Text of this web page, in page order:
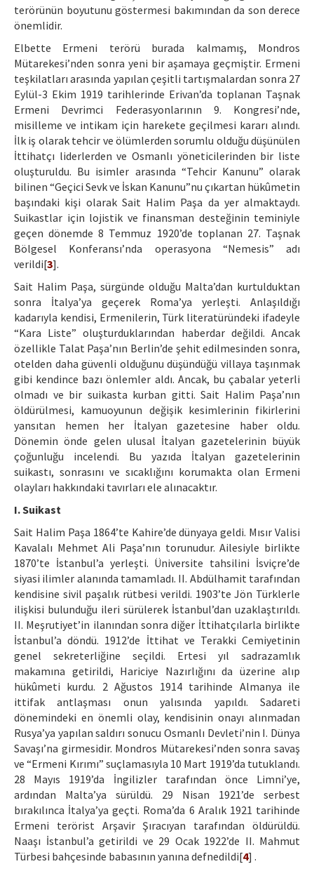
terörünün boyutunu göstermesi bakımından da son derece
önemlidir.
Elbette Ermeni terörü burada kalmamış, Mondros
Mütarekesi’nden sonra yeni bir aşamaya geçmiştir. Ermeni
teşkilatları arasında yapılan çeşitli tartışmalardan sonra 27
Eylül-3 Ekim 1919 tarihlerinde Erivan’da toplanan Taşnak
Ermeni Devrimci Federasyonlarının 9. Kongresi’nde,
misilleme ve intikam için harekete geçilmesi kararı alındı.
İlk iş olarak tehcir ve ölümlerden sorumlu olduğu düşünülen
İttihatçı liderlerden ve Osmanlı yöneticilerinden bir liste
oluşturuldu. Bu isimler arasında “Tehcir Kanunu” olarak
bilinen “Geçici Sevk ve İskan Kanunu”nu çıkartan hükûmetin
başındaki kişi olarak Sait Halim Paşa da yer almaktaydı.
Suikastlar için lojistik ve finansman desteğinin teminiyle
geçen dönemde 8 Temmuz 1920’de toplanan 27. Taşnak
Bölgesel Konferansı’nda operasyona “Nemesis” adı
verildi[3].
Sait Halim Paşa, sürgünde olduğu Malta’dan kurtulduktan
sonra İtalya’ya geçerek Roma’ya yerleşti. Anlaşıldığı
kadarıyla kendisi, Ermenilerin, Türk literatüründeki ifadeyle
“Kara Liste” oluşturduklarından haberdar değildi. Ancak
özellikle Talat Paşa’nın Berlin’de şehit edilmesinden sonra,
otelden daha güvenli olduğunu düşündüğü villaya taşınmak
gibi kendince bazı önlemler aldı. Ancak, bu çabalar yeterli
olmadı ve bir suikasta kurban gitti. Sait Halim Paşa’nın
öldürülmesi, kamuoyunun değişik kesimlerinin fikirlerini
yansıtan hemen her İtalyan gazetesine haber oldu.
Dönemin önde gelen ulusal İtalyan gazetelerinin büyük
çoğunluğu incelendi. Bu yazıda İtalyan gazetelerinin
suikastı, sonrasını ve sıcaklığını korumakta olan Ermeni
olayları hakkındaki tavırları ele alınacaktır.
I. Suikast
Sait Halim Paşa 1864’te Kahire’de dünyaya geldi. Mısır Valisi
Kavalalı Mehmet Ali Paşa’nın torunudur. Ailesiyle birlikte
1870’te İstanbul’a yerleşti. Üniversite tahsilini İsviçre’de
siyasi ilimler alanında tamamladı. II. Abdülhamit tarafından
kendisine sivil paşalık rütbesi verildi. 1903’te Jön Türklerle
ilişkisi bulunduğu ileri sürülerek İstanbul’dan uzaklaştırıldı.
II. Meşrutiyet’in ilanından sonra diğer İttihatçılarla birlikte
İstanbul’a döndü. 1912’de İttihat ve Terakki Cemiyetinin
genel sekreterliğine seçildi. Ertesi yıl sadrazamlık
makamına getirildi, Hariciye Nazırlığını da üzerine alıp
hükûmeti kurdu. 2 Ağustos 1914 tarihinde Almanya ile
ittifak antlaşması onun yalısında yapıldı. Sadareti
dönemindeki en önemli olay, kendisinin onayı alınmadan
Rusya’ya yapılan saldırı sonucu Osmanlı Devleti’nin I. Dünya
Savaşı’na girmesidir. Mondros Mütarekesi’nden sonra savaş
ve “Ermeni Kırımı” suçlamasıyla 10 Mart 1919’da tutuklandı.
28 Mayıs 1919’da İngilizler tarafından önce Limni’ye,
ardından Malta’ya sürüldü. 29 Nisan 1921’de serbest
bırakılınca İtalya’ya geçti. Roma’da 6 Aralık 1921 tarihinde
Ermeni terörist Arşavir Şıracıyan tarafından öldürüldü.
Naaşı İstanbul’a getirildi ve 29 Ocak 1922’de II. Mahmut
Türbesi bahçesinde babasının yanına defnedildi[4] .